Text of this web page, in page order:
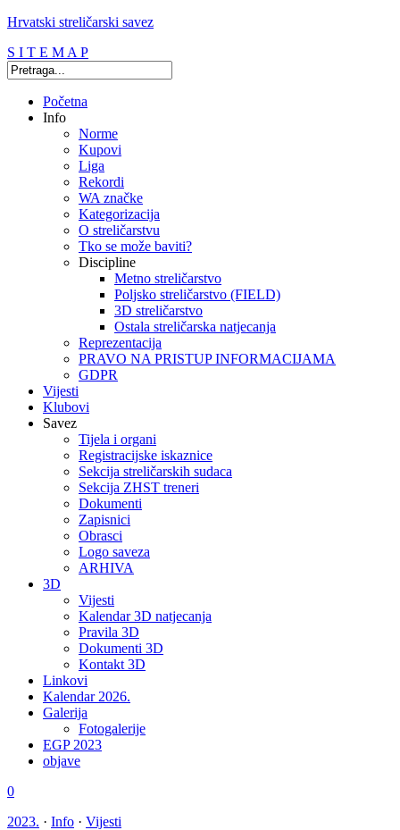
Hrvatski streličarski savez
S I T E M A P
Početna
Info
Norme
Kupovi
Liga
Rekordi
WA značke
Kategorizacija
O streličarstvu
Tko se može baviti?
Discipline
Metno streličarstvo
Poljsko streličarstvo (FIELD)
3D streličarstvo
Ostala streličarska natjecanja
Reprezentacija
PRAVO NA PRISTUP INFORMACIJAMA
GDPR
Vijesti
Klubovi
Savez
Tijela i organi
Registracijske iskaznice
Sekcija streličarskih sudaca
Sekcija ZHST treneri
Dokumenti
Zapisnici
Obrasci
Logo saveza
ARHIVA
3D
Vijesti
Kalendar 3D natjecanja
Pravila 3D
Dokumenti 3D
Kontakt 3D
Linkovi
Kalendar 2026.
Galerija
Fotogalerije
EGP 2023
objave
0
2023. · Info · Vijesti